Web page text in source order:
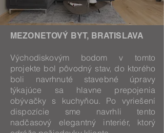
MEZONETOVÝ BYT, BRATISLAVA
Východiskovým bodom v tomto
projekte bol pôvodný stav, do ktorého
boli navrhnuté stavebné úpravy
týkajúce sa hlavne prepojenia
obývačky s kuchyňou. Po vyriešení
dispozície sme navrhli tento
nadčasový elegantný interiér, ktorý